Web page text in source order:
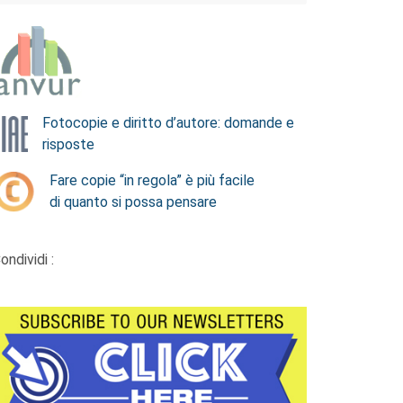
Fotocopie e diritto d’autore: domande e
risposte
Fare copie “in regola” è più facile
di quanto si possa pensare
: